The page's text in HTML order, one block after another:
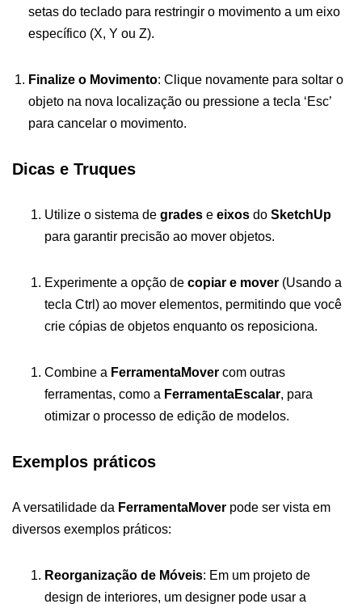
setas do teclado para restringir o movimento a um eixo
específico (X, Y ou Z).
Finalize o Movimento: Clique novamente para soltar o
objeto na nova localização ou pressione a tecla ‘Esc’
para cancelar o movimento.
Dicas e Truques
Utilize o sistema de grades e eixos do SketchUp
para garantir precisão ao mover objetos.
Experimente a opção de copiar e mover (Usando a
tecla Ctrl) ao mover elementos, permitindo que você
crie cópias de objetos enquanto os reposiciona.
Combine a FerramentaMover com outras
ferramentas, como a FerramentaEscalar, para
otimizar o processo de edição de modelos.
Exemplos práticos
A versatilidade da FerramentaMover pode ser vista em
diversos exemplos práticos:
Reorganização de Móveis: Em um projeto de
design de interiores, um designer pode usar a